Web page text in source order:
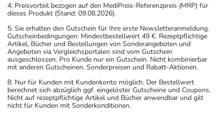
4: Preisvorteil bezogen auf den MediPreis-Referenzpreis (MRP) für
dieses Produkt (Stand: 09.08.2026).
5: Sie erhalten den Gutschein für Ihre erste Newsletteranmeldung.
Gutscheinbedingungen: Mindestbestellwert 49 €. Rezeptpflichtige
Artikel, Bücher und Bestellungen von Sonderangeboten und
Angeboten via Vergleichsportalen sind vom Gutschein
ausgeschlossen. Pro Kunde nur ein Gutschein. Nicht kombinierbar
mit anderen Gutscheinen, Sonderpreisen und Rabatt-Aktionen.
8: Nur für Kunden mit Kundenkonto möglich. Der Bestellwert
berechnet sich abzüglich ggf. eingelöster Gutscheine und Coupons.
Nicht auf rezeptpflichtige Artikel und Bücher anwendbar und gilt
nicht für Kunden mit Sonderkonditionen.